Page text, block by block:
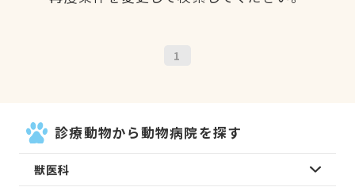
1
診療動物から動物病院を探す
獣医科